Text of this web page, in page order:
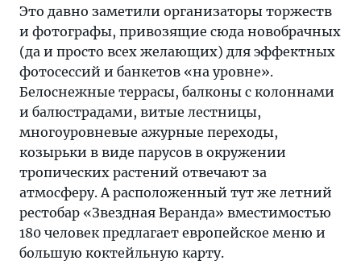
Это давно заметили организаторы торжеств
и фотографы, привозящие сюда новобрачных
(да и просто всех желающих) для эффектных
фотосессий и банкетов «на уровне».
Белоснежные террасы, балконы с колоннами
и балюстрадами, витые лестницы,
многоуровневые ажурные переходы,
козырьки в виде парусов в окружении
тропических растений отвечают за
атмосферу. А расположенный тут же летний
рестобар «Звездная Веранда» вместимостью
180 человек предлагает европейское меню и
большую коктейльную карту.